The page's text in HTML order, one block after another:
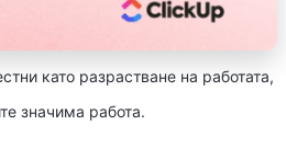
като разрастване на работата,
значима работа.